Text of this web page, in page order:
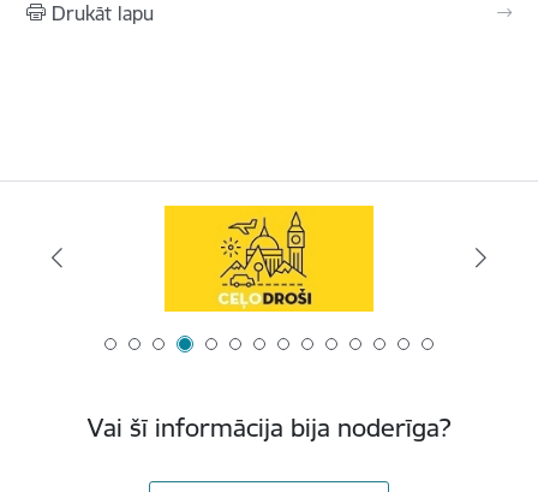
Drukāt lapu
Vai šī informācija bija noderīga?